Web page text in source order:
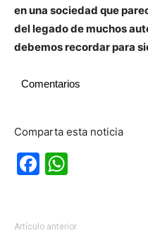
en una sociedad que
del legado de muchos
debemos recordar para
Comentarios
Comparta esta noticia
Facebook
Artículo anterior